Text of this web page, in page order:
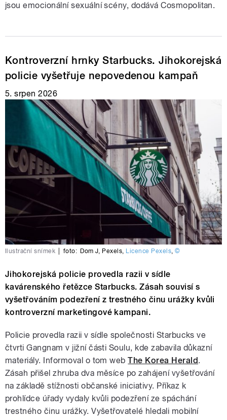
jsou emocionální sexuální scény, dodává Cosmopolitan.
Kontroverzní hrnky Starbucks. Jihokorejská
policie vyšetřuje nepovedenou kampaň
5. srpen 2026
Ilustrační snímek foto: Dom J ,Pexels Licence Pexels ©
Jihokorejská policie provedla razii v sídle
kavárenského řetězce Starbucks. Zásah souvisí s
vyšetřováním podezření z trestného činu urážky kvůli
kontroverzní marketingové kampani.
Policie provedla razii v sídle společnosti Starbucks ve
čtvrti Gangnam v jižní části Soulu, kde zabavila důkazní
materiály. Informoval o tom webThe Korea Herald.
Zásah přišel zhruba dva měsíce po zahájení vyšetřování
na základě stížnosti občanské iniciativy. Příkaz k
prohlídce úřady vydaly kvůli podezření ze spáchání
trestného činu urážky. Vyšetřovatelé hledali mobilní